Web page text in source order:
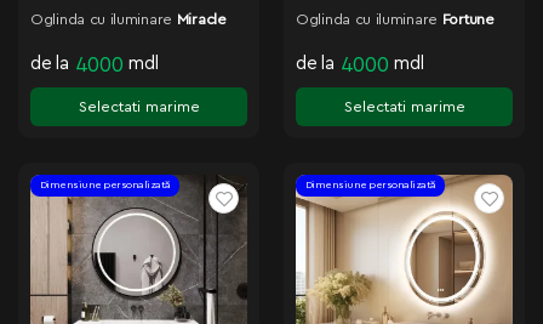
Oglinda cu iluminare Miracle
de la 4000 mdl
Selectati marime
Oglinda cu iluminare Fortune
de la 4000 mdl
Selectati marime
Dimensiune personalizată Dimensiune personalizată